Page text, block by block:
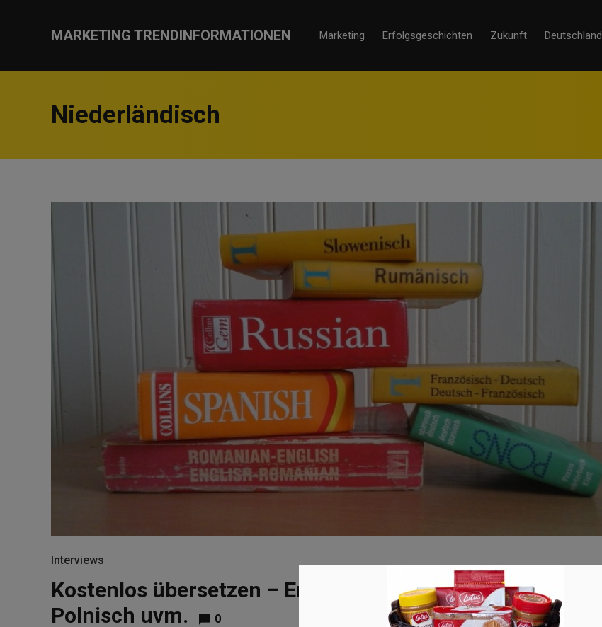
MARKETING TRENDINFORMATIONEN Marketing Erfolgsgeschichten Zukunft Deutschland
Niederländisch
Interviews
Kostenlos übersetzen – Englisch, Russisch, Spanisch,
Polnisch uvm.
0